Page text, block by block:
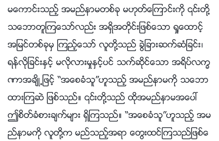
မေကာင္းသည့္ အမည္နာမတစ္ခု မဟုတ္ေၾကာင္းကို ၎တို႔
သေဘာတူၾကေသာ္လည္း အရွိအတိုင္းျဖစ္ေသာ ရႈေထာင့္
အျမင္တစ္ခုမွ ၾကည့္ေသာ္ လူတို႔သည္ ခြဲျခားဆက္ဆံျခင္း၊
ရန္လိုျခင္းႏွင့္ မလိုလားမႈႏွင့္ပင္ သက္ဆိုင္ေသာ အရိပ္လကၡ
ဏာအခ်ိဳ႕ျဖင့္ “အေစခံသူ”ဟူသည့္ အမည္နာမကို သေဘာ
ထားၾကဆဲ ျဖစ္သည္။ ၎တို႔သည္ ထိုအမည္နာမအေပၚ
ဤစိတ္ခံစားခ်က္မ်ား ရွိၾကသည္။ “အေစခံသူ”ဟူသည့္ အမ
ည္နာမကို လူတို႔က မည္သည့္အရာ ေတြးထင္ၾကသည္ျဖစ္ေ